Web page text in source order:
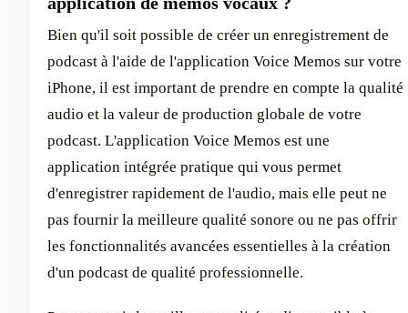
Bien qu'il soit possible de créer un enregistrement de
podcast à l'aide de l'application Voice Memos sur votre
iPhone, il est important de prendre en compte la qualité
audio et la valeur de production globale de votre
podcast. L'application Voice Memos est une
application intégrée pratique qui vous permet
d'enregistrer rapidement de l'audio, mais elle peut ne
pas fournir la meilleure qualité sonore ou ne pas offrir
les fonctionnalités avancées essentielles à la création
d'un podcast de qualité professionnelle.